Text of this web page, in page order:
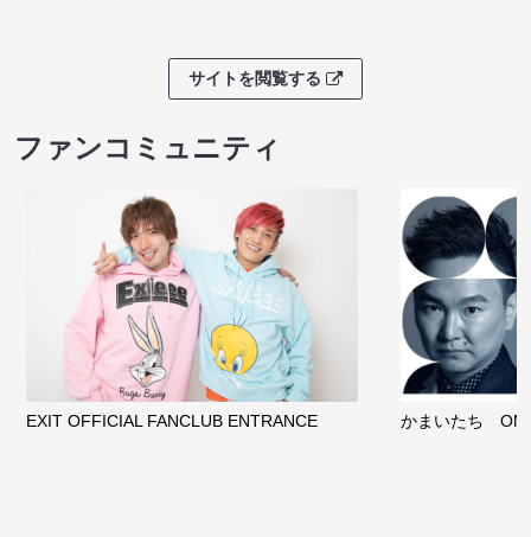
サイトを閲覧する
ファンコミュニティ
EXIT OFFICIAL FANCLUB ENTRANCE かまいたち